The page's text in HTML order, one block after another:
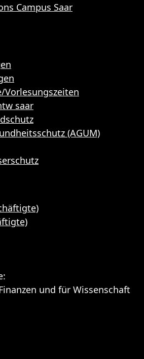
Campus Saar
Vorlesungszeiten
saar
(AGUM)
und für Wissenschaft